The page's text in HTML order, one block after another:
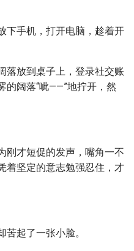
下手机，打开电脑，趁着开
落放到桌子上，登录社交账
的阔落“呲——”地拧开，然
刚才短促的发声，嘴角一不
着坚定的意志勉强忍住，才
起了一张小脸。